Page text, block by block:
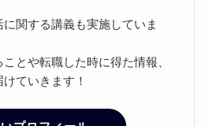
関する講義も実施していま
とや転職した時に得た情報、
ていきます！